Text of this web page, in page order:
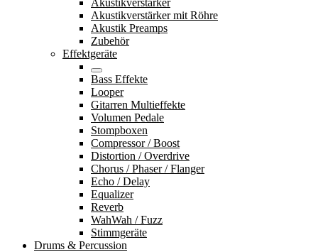
Akustikverstärker mit Röhre
Akustik Preamps
Zubehör
Effektgeräte
Bass Effekte
Looper
Gitarren Multieffekte
Volumen Pedale
Stompboxen
Compressor / Boost
Distortion / Overdrive
Chorus / Phaser / Flanger
Echo / Delay
Equalizer
Reverb
WahWah / Fuzz
Stimmgeräte
Drums & Percussion